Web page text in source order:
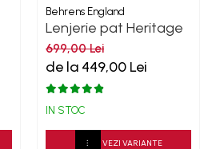
Behrens England
Lenjerie pat Heritage
Ivory Bumbac 600TC
699,00 Lei
de la 449,00 Lei
IN STOC
VEZI VARIANTE